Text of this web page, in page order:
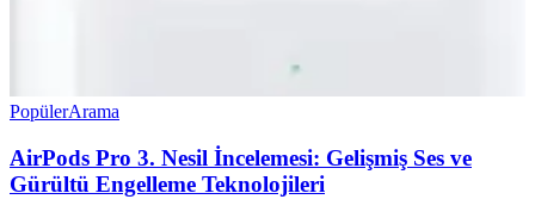
PopülerArama
AirPods Pro 3. Nesil İncelemesi: Gelişmiş Ses ve
Gürültü Engelleme Teknolojileri